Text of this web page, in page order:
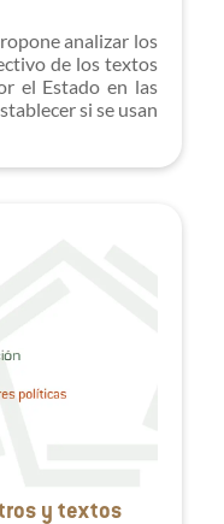
analizar los
de los textos
el Estado en las
si se usan
y textos